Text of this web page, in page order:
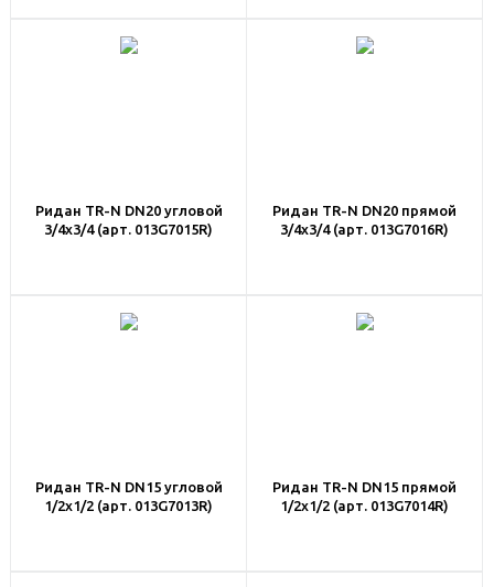
Ридан TR-N DN20 угловой
3/4x3/4 (арт. 013G7015R)
Ридан TR-N DN20 прямой
3/4x3/4 (арт. 013G7016R)
Ридан TR-N DN15 угловой
1/2x1/2 (арт. 013G7013R)
Ридан TR-N DN15 прямой
1/2x1/2 (арт. 013G7014R)